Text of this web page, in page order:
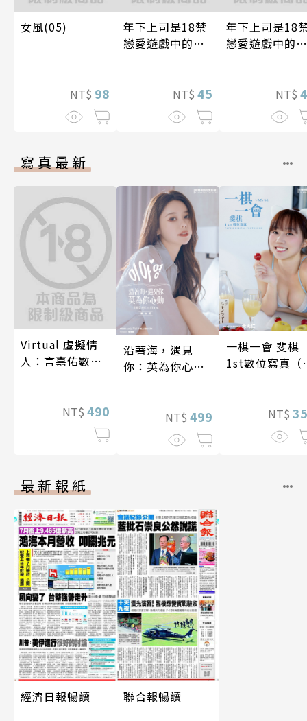
女風(05)
NT$ 98
年下上司是18禁
戀愛遊戲中的我
NT$ 45
年下上司是18
戀愛遊戲中的我
NT$
寫真最新
Virtual 虛擬情
人：言嘉佑數位
NT$ 490
沿著海，遇見
你：英為你心動
NT$ 499
一棋一會 斐棋
1st數位寫真（
NT$
最新報紙
經濟日報暢讀 聯合報暢讀